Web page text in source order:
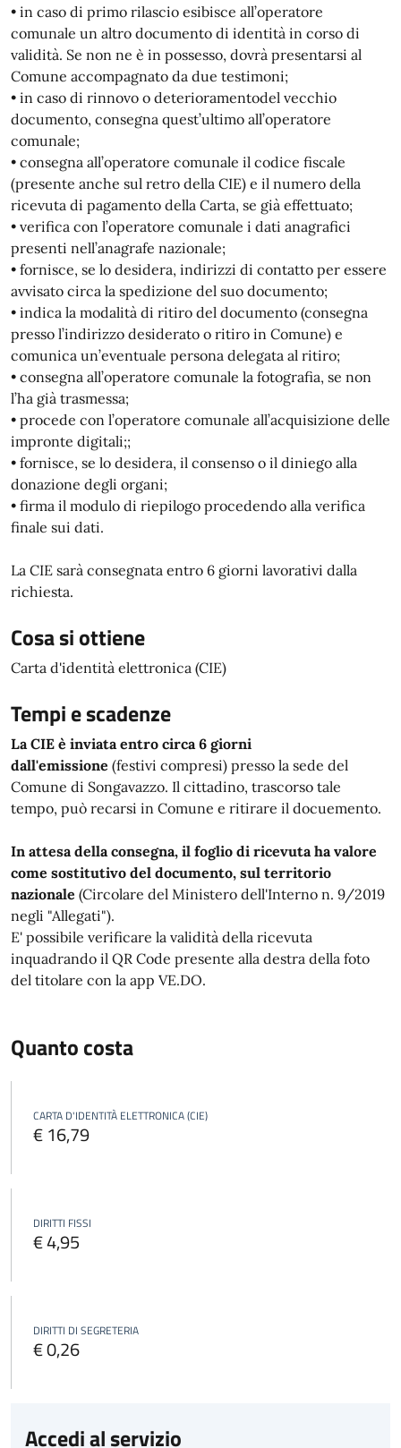
• in caso di primo rilascio esibisce all’operatore
comunale un altro documento di identità in corso di
validità. Se non ne è in possesso, dovrà presentarsi al
Comune accompagnato da due testimoni;
• in caso di rinnovo o deterioramentodel vecchio
documento, consegna quest’ultimo all’operatore
comunale;
• consegna all’operatore comunale il codice fiscale
(presente anche sul retro della CIE) e il numero della
ricevuta di pagamento della Carta, se già effettuato;
• verifica con l’operatore comunale i dati anagrafici
presenti nell’anagrafe nazionale;
• fornisce, se lo desidera, indirizzi di contatto per essere
avvisato circa la spedizione del suo documento;
• indica la modalità di ritiro del documento (consegna
presso l’indirizzo desiderato o ritiro in Comune) e
comunica un’eventuale persona delegata al ritiro;
• consegna all’operatore comunale la fotografia, se non
l’ha già trasmessa;
• procede con l’operatore comunale all’acquisizione delle
impronte digitali;;
• fornisce, se lo desidera, il consenso o il diniego alla
donazione degli organi;
• firma il modulo di riepilogo procedendo alla verifica
finale sui dati.
La CIE sarà consegnata entro 6 giorni lavorativi dalla
richiesta.
Cosa si ottiene
Carta d'identità elettronica (CIE)
Tempi e scadenze
La CIE è inviata entro circa 6 giorni
dall'emissione (festivi compresi) presso la sede del
Comune di Songavazzo. Il cittadino, trascorso tale
tempo, può recarsi in Comune e ritirare il docuemento.
In attesa della consegna, il foglio di ricevuta ha valore
come sostitutivo del documento, sul territorio
nazionale (Circolare del Ministero dell'Interno n. 9/2019
negli "Allegati").
E' possibile verificare la validità della ricevuta
inquadrando il QR Code presente alla destra della foto
del titolare con la app VE.DO.
Quanto costa
CARTA D'IDENTITÀ ELETTRONICA (CIE)
€ 16,79
DIRITTI FISSI
€ 4,95
DIRITTI DI SEGRETERIA
€ 0,26
Accedi al servizio